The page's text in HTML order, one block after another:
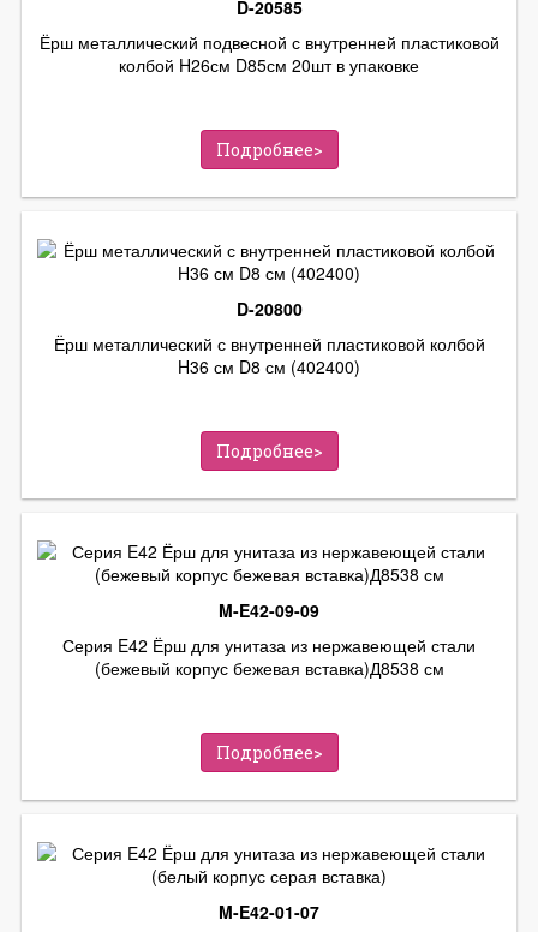
D-20585
Ёрш металлический подвесной с внутренней пластиковой
колбой H26см D85см 20шт в упаковке
Подробнее>
D-20800
Ёрш металлический с внутренней пластиковой колбой
H36 см D8 см (402400)
Подробнее>
M-E42-09-09
Серия E42 Ёрш для унитаза из нержавеющей стали
(бежевый корпус бежевая вставка)Д8538 см
Подробнее>
M-E42-01-07